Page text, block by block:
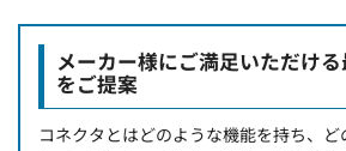
メーカー様にご満足いただけ
をご提案
コネクタとはどのような機能を持ち、